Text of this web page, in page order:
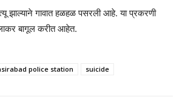
झाल्याने गावात हळहळ पसरली आहे. या प्रकरणी
बागूल करीत आहेत.
police station suicide